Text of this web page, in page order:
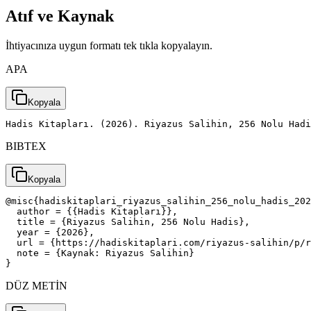
Atıf ve Kaynak
İhtiyacınıza uygun formatı tek tıkla kopyalayın.
APA
Kopyala
Hadis Kitapları. (2026). Riyazus Salihin, 256 Nolu
BIBTEX
Kopyala
  author = {{Hadis Kitapları}},
  title = {Riyazus Salihin, 256 Nolu Hadis},
  year = {2026},
url = {https://hadiskitaplari.com/riyazus-salihin/
  note = {Kaynak: Riyazus Salihin}
}
DÜZ METİN